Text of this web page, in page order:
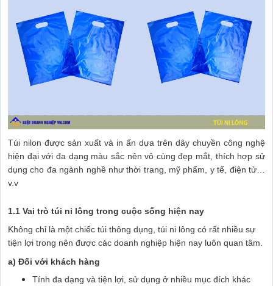
Túi nilon được sản xuất và in ấn dựa trên dây chuyền công nghệ
hiện đại với đa dạng màu sắc nên vô cùng đẹp mắt, thích hợp sử
dụng cho đa ngành nghề như thời trang, mỹ phẩm, y tế, điện tử…
v.v
1.1 Vai trò túi ni lông trong cuộc sống hiện nay
Không chỉ là một chiếc túi thông dụng, túi ni lông có rất nhiều sự
tiện lợi trong nên được các doanh nghiệp hiện nay luôn quan tâm.
a) Đối với khách hàng
Tính đa dạng và tiện lợi, sử dụng ở nhiều mục đích khác